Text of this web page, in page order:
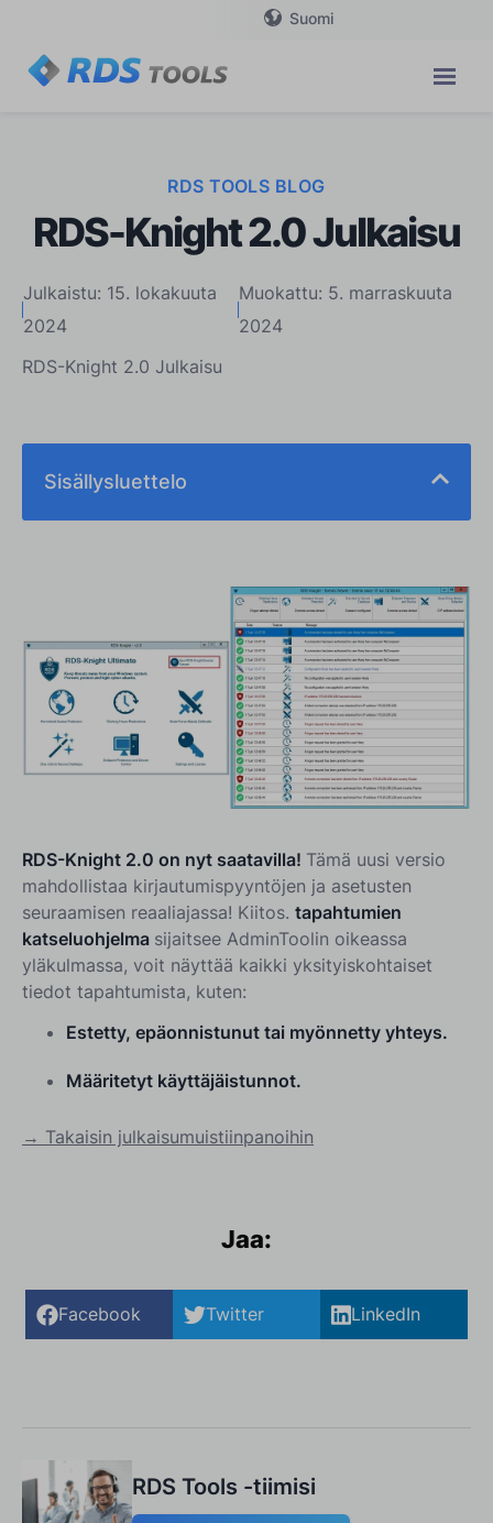
Suomi
RDS TOOLS BLOG
RDS-Knight 2.0 Julkaisu
Julkaistu: 15. lokakuuta
2024
Muokattu: 5. marraskuuta
2024
RDS-Knight 2.0 Julkaisu
Sisällysluettelo
RDS-Knight 2.0 on nyt saatavilla! Tämä uusi versio
mahdollistaa kirjautumispyyntöjen ja asetusten
seuraamisen reaaliajassa! Kiitos. tapahtumien
katseluohjelma sijaitsee AdminToolin oikeassa
yläkulmassa, voit näyttää kaikki yksityiskohtaiset
tiedot tapahtumista, kuten:
Estetty, epäonnistunut tai myönnetty yhteys.
Määritetyt käyttäjäistunnot.
→ Takaisin julkaisumuistiinpanoihin
Jaa:
Facebook Twitter LinkedIn
RDS Tools -tiimisi